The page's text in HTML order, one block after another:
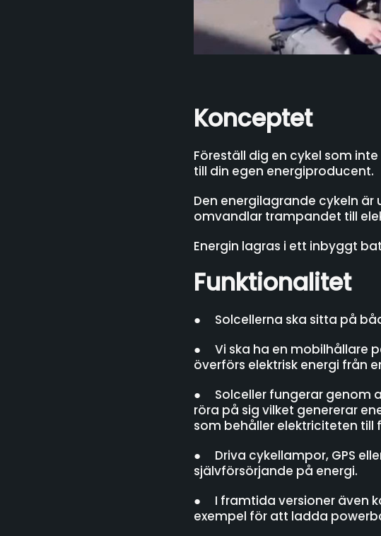
Konceptet
Föreställ dig en cykel som
till din egen energiproducent.
Den energilagrande cykeln
omvandlar trampandet till
Energin lagras i ett inbyggt
Funktionalitet
● Solcellerna ska sitta på
● Vi ska ha en mobilhållare
överförs elektrisk energi från
● Solceller fungerar genom
röra på sig vilket genererar
som behåller elektriciteten till
● Driva cykellampor, GPS
självförsörjande på energi.
● I framtida versioner även
exempel för att ladda